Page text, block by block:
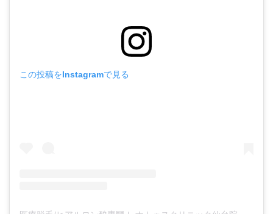
この投稿をInstagramで見る